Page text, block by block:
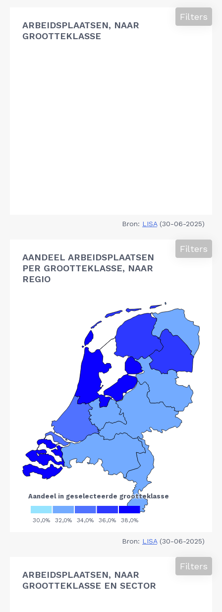
ARBEIDSPLAATSEN, NAAR
GROOTTEKLASSE
Filters
Bron: LISA(30-06-2025)
AANDEEL ARBEIDSPLAATSEN
PER GROOTTEKLASSE, NAAR
REGIO
Filters
Bron: LISA(30-06-2025)
ARBEIDSPLAATSEN, NAAR
GROOTTEKLASSE EN SECTOR
Filters